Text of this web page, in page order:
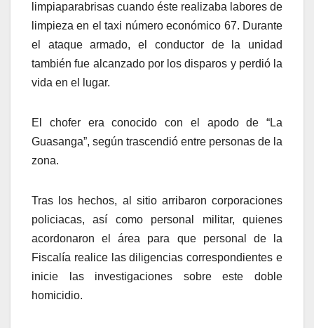
limpiaparabrisas cuando éste realizaba labores de
limpieza en el taxi número económico 67. Durante
el ataque armado, el conductor de la unidad
también fue alcanzado por los disparos y perdió la
vida en el lugar.
El chofer era conocido con el apodo de “La
Guasanga”, según trascendió entre personas de la
zona.
Tras los hechos, al sitio arribaron corporaciones
policiacas, así como personal militar, quienes
acordonaron el área para que personal de la
Fiscalía realice las diligencias correspondientes e
inicie las investigaciones sobre este doble
homicidio.